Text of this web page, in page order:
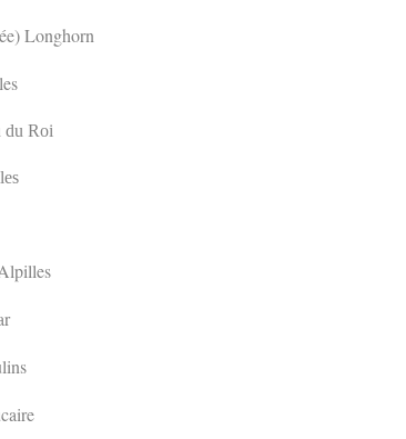
Longhorn
du Roi